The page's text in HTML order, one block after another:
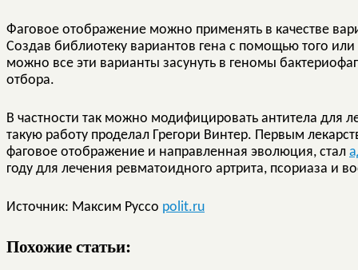
Фаговое отображение можно применять в качестве
Создав библиотеку вариантов гена с помощью того
можно все эти варианты засунуть в геномы
отбора.
В частности так можно модифицировать антитела для
такую работу проделал Грегори Винтер. Первым
фаговое отображение и направленная эволюция, стал
году для лечения ревматоидного артрита, псориаза и
Источник: Максим Руссо polit.ru
Похожие статьи: